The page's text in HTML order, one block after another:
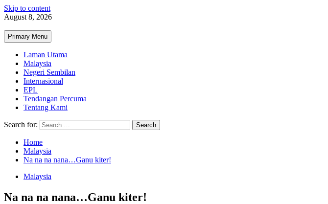
Skip to content
August 8, 2026
Primary Menu
Laman Utama
Malaysia
Negeri Sembilan
Internasional
EPL
Tendangan Percuma
Tentang Kami
Search for:
Home
Malaysia
Na na na nana…Ganu kiter!
Malaysia
Na na na nana…Ganu kiter!